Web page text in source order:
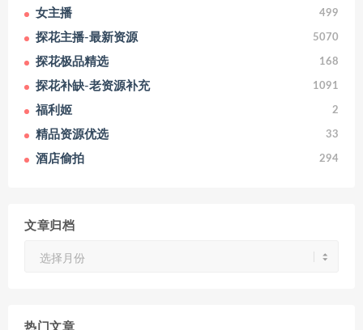
女主播 499
探花主播-最新资源 5070
探花极品精选 168
探花补缺-老资源补充 1091
福利姬 2
精品资源优选 33
酒店偷拍 294
文章归档
热门文章